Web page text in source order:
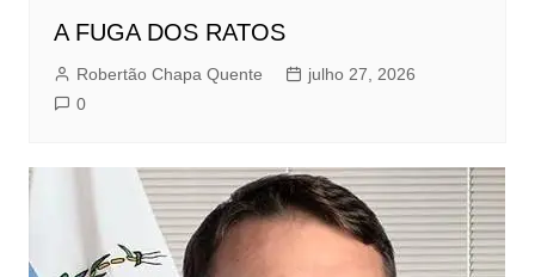
A FUGA DOS RATOS
Robertão Chapa Quente
julho 27, 2026
0